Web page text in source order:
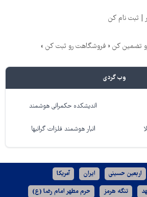
تضمین کن « فروشگاهت رو ثبت کن »
وب گردی
اندیشکده حکمرانی هوشمند
انبار هوشمند فلزات گرانبها
اربعین حسینی ایران آمریکا
تنگه هرمز حرم مطهر امام رضا (ع)